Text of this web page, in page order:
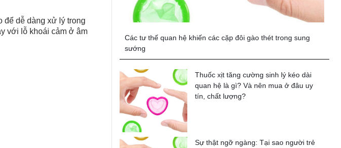
để dễ dàng xử lý trong
với lỗ khoái cảm ở âm
Các tư thế quan hệ khiến các cặp đôi gào thét trong sung
sướng
Thuốc xịt tăng cường sinh lý kéo dài
quan hệ là gì? Và nên mua ở đâu uy
tín, chất lượng?
Sự thật ngỡ ngàng: Tại sao người trẻ